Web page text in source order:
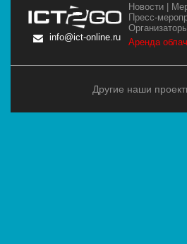
info@ict-online.ru
Новости |
Пресс-
Аренда
Другие наши